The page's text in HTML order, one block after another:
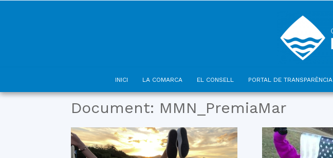
INICI LA COMARCA EL CONSELL PORTAL DE TRANSPARÈNCIA
Document: MMN_PremiaMar